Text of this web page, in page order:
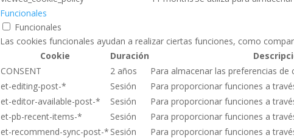
Funcionales
Funcionales
Las cookies funcionales ayudan a realizar ciertas funciones, como
Cookie
Duración
CONSENT
2 años
Para almacenar las preferencias
et-editing-post-*
Sesión
Para proporcionar funciones a
et-editor-available-post-*
Sesión
Para proporcionar funciones a
et-pb-recent-items-*
Sesión
Para proporcionar funciones a
et-recommend-sync-post-* Sesión
Para proporcionar funciones a